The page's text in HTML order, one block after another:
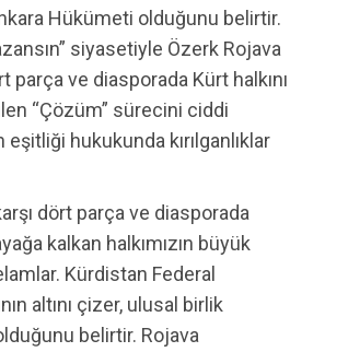
Hükümeti olduğunu belirtir.
siyasetiyle Özerk Rojava
parça ve diasporada Kürt halkını
“Çözüm” sürecini ciddi
eşitliği hukukunda kırılganlıklar
dört parça ve diasporada
kalkan halkımızın büyük
Kürdistan Federal
altını çizer, ulusal birlik
belirtir. Rojava